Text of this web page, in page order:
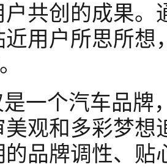
户共创的成果
近用户所思所
是一个汽车品牌
美观和多彩梦
的品牌调性、